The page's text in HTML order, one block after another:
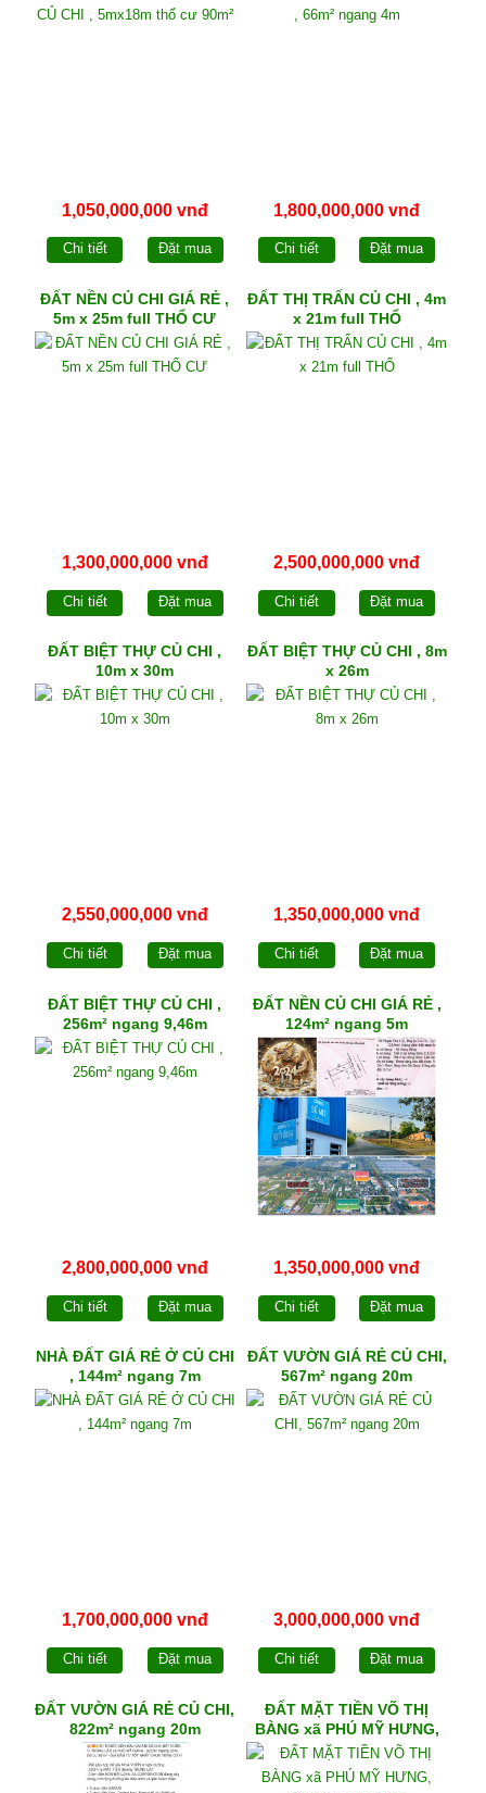
1,050,000,000 vnđ
Chi tiết Đặt mua
1,800,000,000 vnđ
Chi tiết Đặt mua
ĐẤT NỀN CỦ CHI GIÁ RẺ ,
5m x 25m full THỔ CƯ
1,300,000,000 vnđ
Chi tiết Đặt mua
ĐẤT THỊ TRẤN CỦ CHI , 4m
x 21m full THỔ
2,500,000,000 vnđ
Chi tiết Đặt mua
ĐẤT BIỆT THỰ CỦ CHI ,
10m x 30m
2,550,000,000 vnđ
Chi tiết Đặt mua
ĐẤT BIỆT THỰ CỦ CHI , 8m
x 26m
1,350,000,000 vnđ
Chi tiết Đặt mua
ĐẤT BIỆT THỰ CỦ CHI ,
256m² ngang 9,46m
2,800,000,000 vnđ
Chi tiết Đặt mua
ĐẤT NỀN CỦ CHI GIÁ RẺ ,
124m² ngang 5m
1,350,000,000 vnđ
Chi tiết Đặt mua
NHÀ ĐẤT GIÁ RẺ Ở CỦ CHI
, 144m² ngang 7m
1,700,000,000 vnđ
Chi tiết Đặt mua
ĐẤT VƯỜN GIÁ RẺ CỦ CHI,
567m² ngang 20m
3,000,000,000 vnđ
Chi tiết Đặt mua
ĐẤT VƯỜN GIÁ RẺ CỦ CHI,
822m² ngang 20m
ĐẤT MẶT TIỀN VÕ THỊ
BÀNG xã PHÚ MỸ HƯNG,
940m² ngang 10m